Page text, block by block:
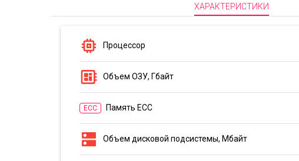
ХАРАКТЕРИСТИКИ
memory Процессор
developer_board Объем ОЗУ, Гбайт
ECC Память ECC
dns
Объем дисковой подсистемы, Мбайт